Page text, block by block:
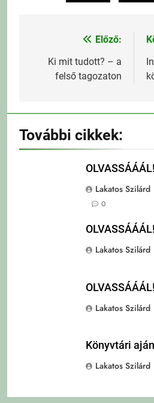
Bejegyzés
navigáció
Előző:
Ki mit tudott? – a
felső tagozaton
További cikkek:
OLVASSÁÁÁL!
Lakatos Szilárd
0
OLVASSÁÁÁL!
Lakatos Szilárd
OLVASSÁÁÁL!
Lakatos Szilárd
Könyvtári
Lakatos Szilárd